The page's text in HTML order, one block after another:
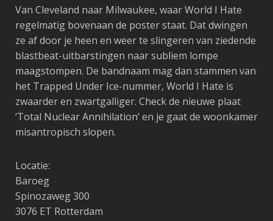
Van Cleveland naar Milwaukee, waar World I Hate
regelmatig bovenaan de poster staat. Dat dwingen
ze af door je heen en weer te slingeren van ziedende
blastbeat-uitbarstingen naar subliem lompe
maagstompen. De bandnaam mag dan stammen van
het Trapped Under Ice-nummer, World I Hate is
zwaarder en zwartgalliger. Check de nieuwe plaat
‘Total Nuclear Annihilation’ en je gaat de woonkamer
misantropisch slopen.
Locatie:
Baroeg
Spinozaweg 300
3076 ET Rotterdam